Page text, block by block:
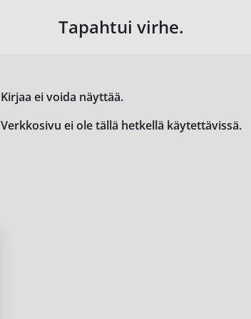
Tapahtui virhe.
Kirjaa ei voida näyttää.
Verkkosivu ei ole tällä hetkellä käytettävissä.